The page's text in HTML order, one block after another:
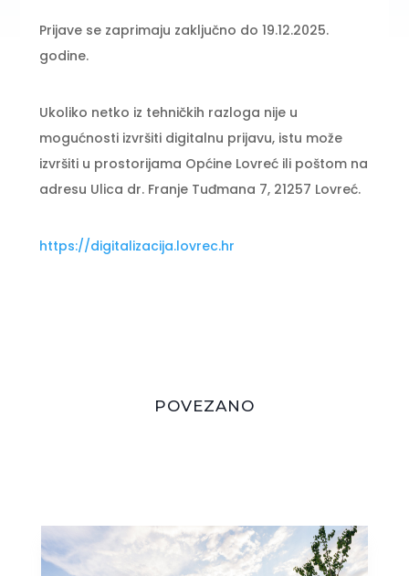
Prijave se zaprimaju zaključno do 19.12.2025.
godine.
Ukoliko netko iz tehničkih razloga nije u
mogućnosti izvršiti digitalnu prijavu, istu može
izvršiti u prostorijama Općine Lovreć ili poštom na
adresu Ulica dr. Franje Tuđmana 7, 21257 Lovreć.
https://digitalizacija.lovrec.hr
POVEZANO